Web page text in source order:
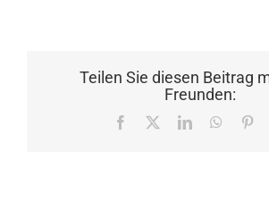
Teilen Sie diesen Beitrag
Freunden:
Facebook LinkedIn